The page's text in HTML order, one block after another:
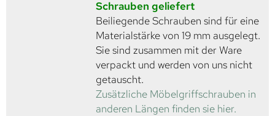
Schrauben geliefert
Beiliegende Schrauben sind für eine
Materialstärke von 19 mm ausgelegt.
Sie sind zusammen mit der Ware
verpackt und werden von uns nicht
getauscht.
Zusätzliche Möbelgriffschrauben in
anderen Längen finden sie hier.